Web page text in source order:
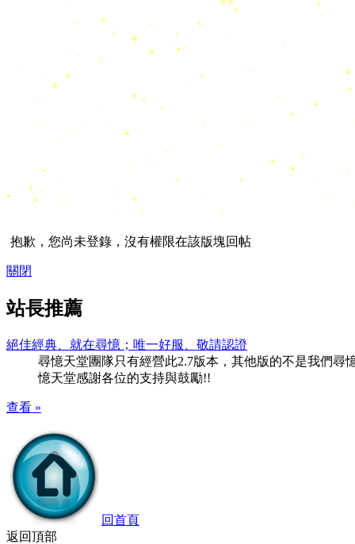
抱歉，您尚未登錄，沒有權限在該版塊回帖
關閉
站長推薦
絕佳經典、就在尋憶；唯一好服、敬請認證
尋憶天堂團隊只有經營此2.7版本，其他版的不是我們尋
憶天堂感謝各位的支持與鼓勵!!
查看 »
回首頁
返回頂部